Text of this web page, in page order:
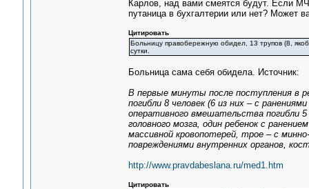
Карлов, над вами смеятся будут. Если
путаница в бухгалтерии или нет? Может
Цитировать
Больницу правобережную обидел, 13 трупов (8,
сутки.
Больница сама себя обидела. Источник:
В первые минуты после поступления в
погибли 8 человек (6 из них – с
оперативного вмешательства погибли
головного мозга, один ребенок с
массивной кровопотерей, трое – с
повреждениями внутренних органов,
http://www.pravdabeslana.ru/med1.htm
Цитировать